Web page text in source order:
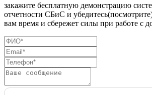
закажите бесплатную демонстрацию
отчетности СБиС и
вам время и сбережет силы при работе с